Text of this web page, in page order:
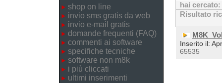
shop on line
invio sms gratis da web
invio e-mail gratis
domande frequenti (FAQ)
commenti ai software
specifiche tecniche
software non m8k
i più cliccati
ultimi inserimenti
hai cercato:
Risultato
Inserito il:
65535